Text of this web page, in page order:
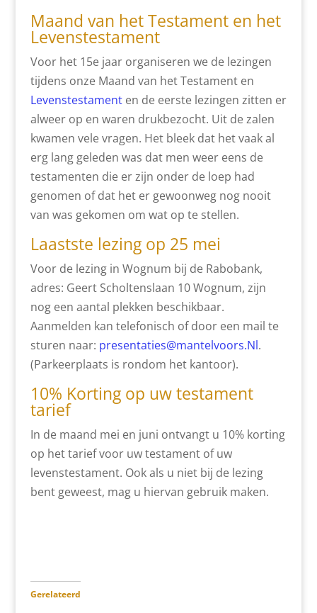
Maand van het Testament en het
Levenstestament
Voor het 15e jaar organiseren we de lezingen
tijdens onze Maand van het Testament en
Levenstestamenten de eerste lezingen zitten er
alweer op en waren drukbezocht. Uit de zalen
kwamen vele vragen. Het bleek dat het vaak al
erg lang geleden was dat men weer eens de
testamenten die er zijn onder de loep had
genomen of dat het er gewoonweg nog nooit
van was gekomen om wat op te stellen.
Laastste lezing op 25 mei
Voor de lezing in Wognum bij de Rabobank,
adres: Geert Scholtenslaan 10 Wognum, zijn
nog een aantal plekken beschikbaar.
Aanmelden kan telefonisch of door een mail te
sturen naar: presentaties@mantelvoors.Nl.
(Parkeerplaats is rondom het kantoor).
10% Korting op uw testament
tarief
In de maand mei en juni ontvangt u 10% korting
op het tarief voor uw testament of uw
levenstestament. Ook als u niet bij de lezing
bent geweest, mag u hiervan gebruik maken.
Gerelateerd